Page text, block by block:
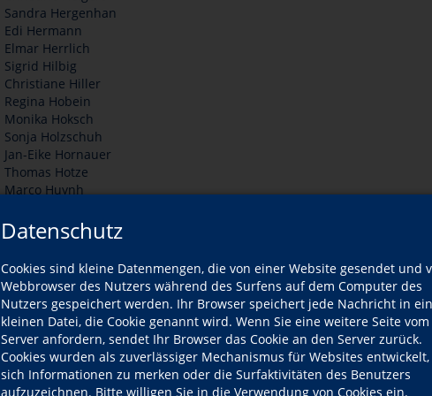
Datenschutz
Cookies sind kleine Datenmengen, die von einer Website gesendet und
Webbrowser des Nutzers während des Surfens auf dem Computer des
Nutzers gespeichert werden. Ihr Browser speichert jede Nachricht in
kleinen Datei, die Cookie genannt wird. Wenn Sie eine weitere Seite vom
Server anfordern, sendet Ihr Browser das Cookie an den Server zurück.
Cookies wurden als zuverlässiger Mechanismus für Websites
sich Informationen zu merken oder die Surfaktivitäten des Benutzers
aufzuzeichnen. Bitte willigen Sie in die Verwendung von Cookies ein.
Sandra Hergenhan
Edi Hermann
Elmar Herrlich
Sigrid Hilbig
Christiane Hiller
Regina Hobein
Monika Hoksch
Sonja Holzschuh
Jan-Eike Hornauer
Thomas Hotze
Marco Huynh
L
Gabriela Lacayo
Helmut Lange
Frank Lappe
Sandy Lehmann
Norbert Lenhard
Lilly Lewtschenko
M
Lava Mahmoud
Federico Marin-Vargas
Kerstin Matijašević
Katharina Mauer
Ninette Mazelis
Baye Cheikh Mbaye